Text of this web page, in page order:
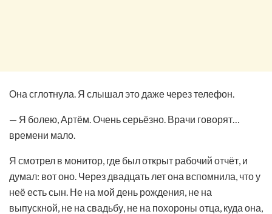
Она сглотнула. Я слышал это даже через телефон.
— Я болею, Артём. Очень серьёзно. Врачи говорят…
времени мало.
Я смотрел в монитор, где был открыт рабочий отчёт, и
думал: вот оно. Через двадцать лет она вспомнила, что у
неё есть сын. Не на мой день рождения, не на
выпускной, не на свадьбу, не на похороны отца, куда она,